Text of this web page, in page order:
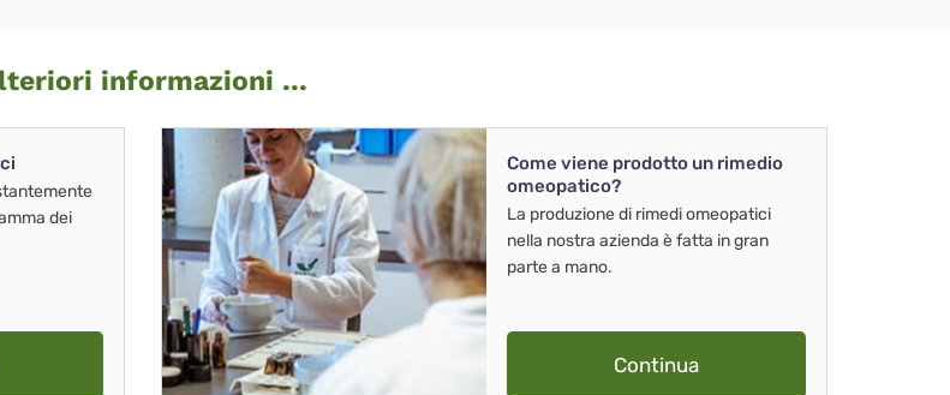
informazioni ...
dei
Come viene prodotto un rimedio
omeopatico?
La produzione di rimedi omeopatici
nella nostra azienda è fatta in gran
parte a mano.
Continua